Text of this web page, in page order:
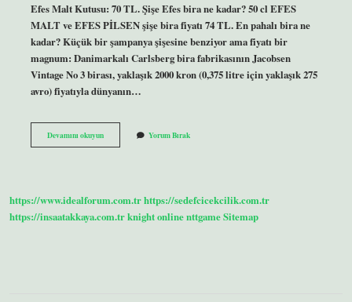
Efes Malt Kutusu: 70 TL. Şişe Efes bira ne kadar? 50 cl EFES
MALT ve EFES PİLSEN şişe bira fiyatı 74 TL. En pahalı bira ne
kadar? Küçük bir şampanya şişesine benziyor ama fiyatı bir
magnum: Danimarkalı Carlsberg bira fabrikasının Jacobsen
Vintage No 3 birası, yaklaşık 2000 kron (0,375 litre için yaklaşık 275
avro) fiyatıyla dünyanın…
Devamını okuyunBira
Kaç
Yorum Bırak
https://www.idealforum.com.trhttps://sedefcicekcilik.com.tr
https://insaatakkaya.com.trknight onlinenttgameSitemap